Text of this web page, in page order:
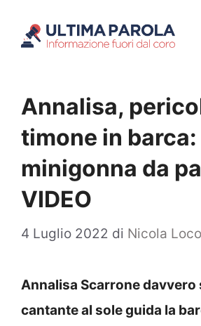
Annalisa,
timone in barca:
minigonna da
VIDEO
4 Luglio 2022 di Nicola
Annalisa Scarrone davvero
cantante al sole guida la